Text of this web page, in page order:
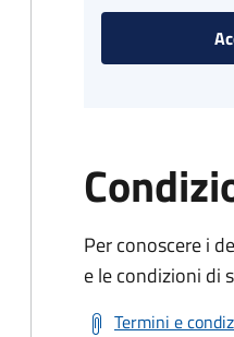
Per conoscere i
e le condizioni di
Termini e